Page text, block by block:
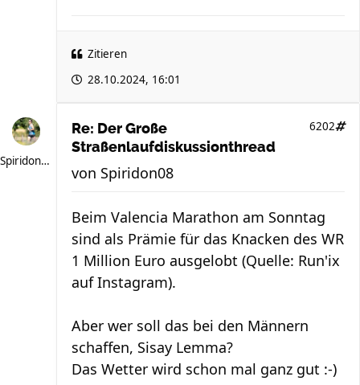
Zitieren
28.10.2024, 16:01
Spiridon08
Re: Der Große
Straßenlaufdiskussionthread
6202
von Spiridon08
Beim Valencia Marathon am Sonntag
sind als Prämie für das Knacken des WR
1 Million Euro ausgelobt (Quelle: Run'ix
auf Instagram).
Aber wer soll das bei den Männern
schaffen, Sisay Lemma?
Das Wetter wird schon mal ganz gut :-)